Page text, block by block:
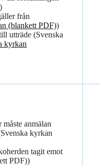
)
från
(blankett PDF))
utträde (Svenska
kyrkan
anmälan
kyrkan
tagit emot
PDF))